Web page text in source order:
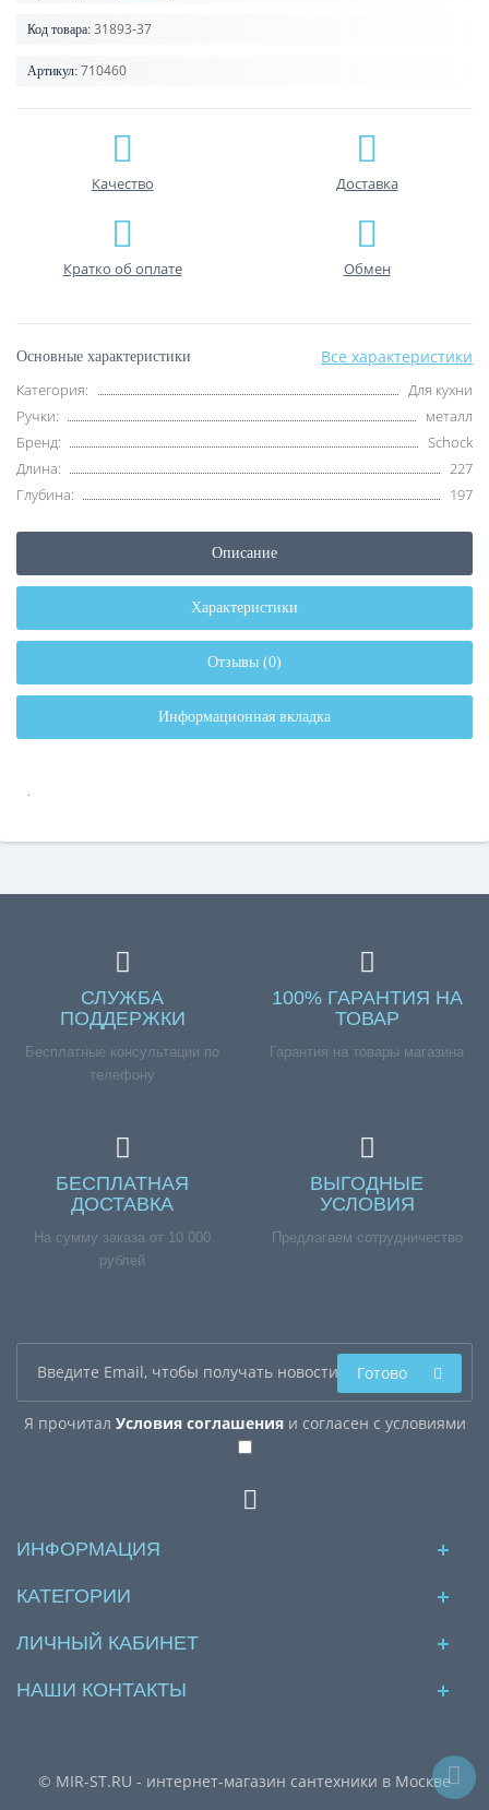
Код товара: 31893-37
Артикул: 710460
Качество Доставка
Кратко об оплате Обмен
Основные характеристики Все характеристики
Категория:
Для кухни
Ручки:
металл
Бренд:
Schock
Длина:
227
Глубина:
197
Описание
Характеристики
Отзывы (0)
Информационная вкладка
.
СЛУЖБА
ПОДДЕРЖКИ
Бесплатные консультации по
телефону
100% ГАРАНТИЯ НА
ТОВАР
Гарантия на товары магазина
БЕСПЛАТНАЯ
ДОСТАВКА
На сумму заказа от 10 000
рублей
ВЫГОДНЫЕ
УСЛОВИЯ
Предлагаем сотрудничество
Я прочитал Условия соглашенияи согласен с условиями
Готово
ИНФОРМАЦИЯ
КАТЕГОРИИ
ЛИЧНЫЙ КАБИНЕТ
НАШИ КОНТАКТЫ
© MIR-ST.RU - интернет-магазин сантехники в Москве